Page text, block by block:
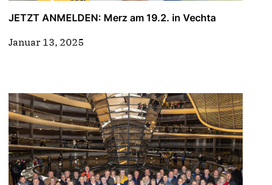
JETZT ANMELDEN: Merz am 19.2. in Vechta
Januar 13, 2025